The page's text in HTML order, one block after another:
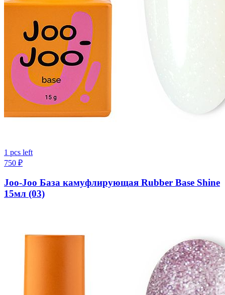
1 pcs left
750 ₽
Joo-Joo База камуфлирующая Rubber Base Shine
15мл (03)